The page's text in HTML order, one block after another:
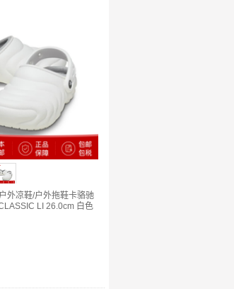
外凉鞋/户外拖鞋卡骆驰
LI 26.0cm 白色